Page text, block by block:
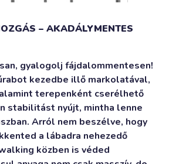
– AKADÁLYMENTES
gyalogolj fájdalommentesen!
kezedbe illő markolatával,
terepenként cserélhető
stabilitást nyújt, mintha lenne
Arról nem beszélve, hogy
a lábadra nehezedő
közben is véded